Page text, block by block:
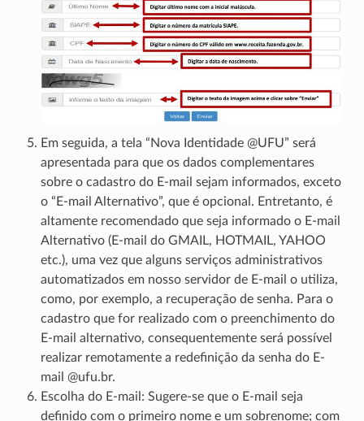
Em seguida, a tela “Nova Identidade @UFU” será
apresentada para que os dados complementares
sobre o cadastro do E-mail sejam informados, exceto
o “E-mail Alternativo”, que é opcional. Entretanto, é
altamente recomendado que seja informado o E-mail
Alternativo (E-mail do GMAIL, HOTMAIL, YAHOO
etc.), uma vez que alguns serviços administrativos
automatizados em nosso servidor de E-mail o utiliza,
como, por exemplo, a recuperação de senha. Para o
cadastro que for realizado com o preenchimento do
E-mail alternativo, consequentemente será possível
realizar remotamente a redefinição da senha do E-
mail @ufu.br.
Escolha do E-mail: Sugere-se que o E-mail seja
definido com o primeiro nome e um sobrenome; com